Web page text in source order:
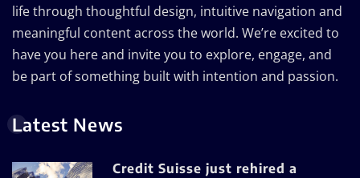
life through thoughtful design, intuitive navigation and
meaningful content across the world. We’re excited to
have you here and invite you to explore, engage, and
be part of something built with intention and passion.
Latest News
Credit Suisse just rehired a